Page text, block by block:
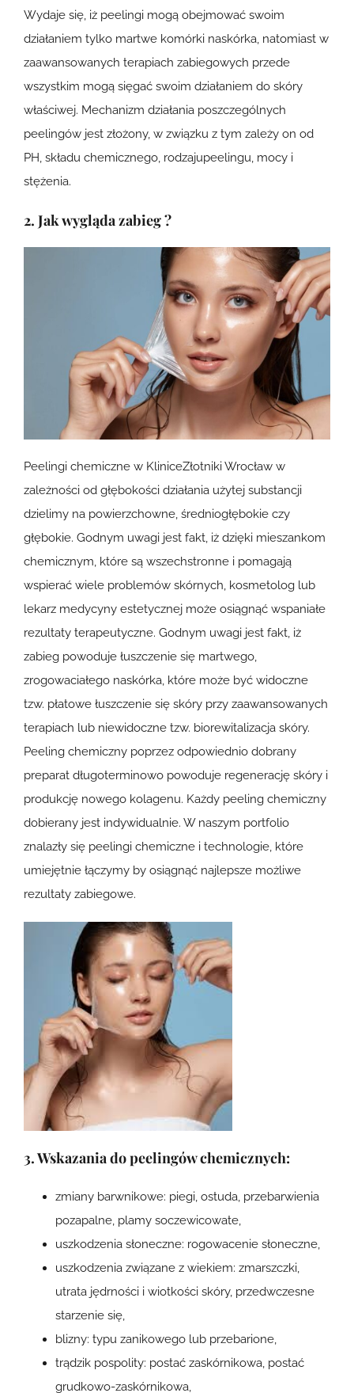
Wydaje się, iż peelingi mogą obejmować swoim
działaniem tylko martwe komórki naskórka, natomiast w
zaawansowanych terapiach zabiegowych przede
wszystkim mogą sięgać swoim działaniem do skóry
właściwej. Mechanizm działania poszczególnych
peelingów jest złożony, w związku z tym zależy on od
PH, składu chemicznego, rodzajupeelingu, mocy i
stężenia.
2. Jak wygląda zabieg ?
Peelingi chemiczne w KliniceZłotniki Wrocław w
zależności od głębokości działania użytej substancji
dzielimy na powierzchowne, średniogłębokie czy
głębokie. Godnym uwagi jest fakt, iż dzięki mieszankom
chemicznym, które są wszechstronne i pomagają
wspierać wiele problemów skórnych, kosmetolog lub
lekarz medycyny estetycznej może osiągnąć wspaniałe
rezultaty terapeutyczne. Godnym uwagi jest fakt, iż
zabieg powoduje łuszczenie się martwego,
zrogowaciałego naskórka, które może być widoczne
tzw. płatowe łuszczenie się skóry przy zaawansowanych
terapiach lub niewidoczne tzw. biorewitalizacja skóry.
Peeling chemiczny poprzez odpowiednio dobrany
preparat długoterminowo powoduje regenerację skóry i
produkcję nowego kolagenu. Każdy peeling chemiczny
dobierany jest indywidualnie. W naszym portfolio
znalazły się peelingi chemiczne i technologie, które
umiejętnie łączymy by osiągnąć najlepsze możliwe
rezultaty zabiegowe.
3. Wskazania do peelingów chemicznych:
zmiany barwnikowe: piegi, ostuda, przebarwienia
pozapalne, plamy soczewicowate,
uszkodzenia słoneczne: rogowacenie słoneczne,
uszkodzenia związane z wiekiem: zmarszczki,
utrata jędrności i wiotkości skóry, przedwczesne
starzenie się,
blizny: typu zanikowego lub przebarione,
trądzik pospolity: postać zaskórnikowa, postać
grudkowo-zaskórnikowa,